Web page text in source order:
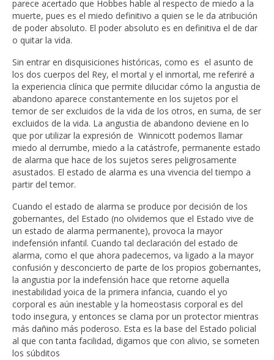
parece acertado que Hobbes hable al respecto de miedo a la
muerte, pues es el miedo definitivo a quien se le da atribución
de poder absoluto. El poder absoluto es en definitiva el de dar
o quitar la vida.
Sin entrar en disquisiciones históricas, como es el asunto de
los dos cuerpos del Rey, el mortal y el inmortal, me referiré a
la experiencia clínica que permite dilucidar cómo la angustia de
abandono aparece constantemente en los sujetos por el
temor de ser excluidos de la vida de los otros, en suma, de ser
excluidos de la vida. La angustia de abandono deviene en lo
que por utilizar la expresión de Winnicott podemos llamar
miedo al derrumbe, miedo a la catástrofe, permanente estado
de alarma que hace de los sujetos seres peligrosamente
asustados. El estado de alarma es una vivencia del tiempo a
partir del temor.
Cuando el estado de alarma se produce por decisión de los
gobernantes, del Estado (no olvidemos que el Estado vive de
un estado de alarma permanente), provoca la mayor
indefensión infantil. Cuando tal declaración del estado de
alarma, como el que ahora padecemos, va ligado a la mayor
confusión y desconcierto de parte de los propios gobernantes,
la angustia por la indefensión hace que retorne aquella
inestabilidad yoica de la primera infancia, cuando el yo
corporal es aún inestable y la homeostasis corporal es del
todo insegura, y entonces se clama por un protector mientras
más dañino más poderoso. Esta es la base del Estado policial
al que con tanta facilidad, digamos que con alivio, se someten
los súbditos